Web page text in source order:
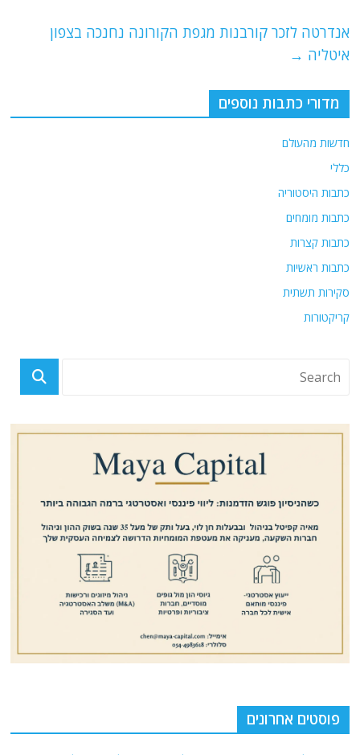
p
o
אנדרטה לזכר קורבנות מגפת הקורונה נחנכה בצפון
איטליה →
מדורי כתבות נוספים
חדשות מהעולם
כללי
כתבות היסטוריה
כתבות מומחים
כתבות קצרות
כתבות ראשיות
סקירות תשתית
קריקטורות